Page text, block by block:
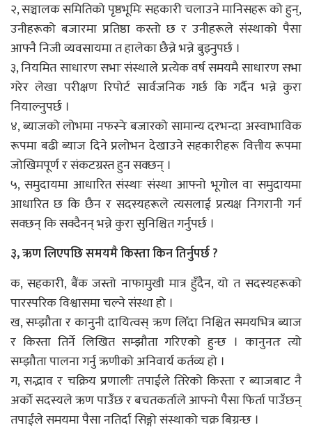
२, सञ्चालक समितिको पृष्ठभूमिः सहकारी चलाउने मानिसहरू को हुन्,
उनीहरूको बजारमा प्रतिष्ठा कस्तो छ र उनीहरूले संस्थाको पैसा
आफ्नै निजी व्यवसायमा त हालेका छैन्ने भन्ने बुझ्नुपर्छ ।
३, नियमित साधारण सभाः संस्थाले प्रत्येक वर्ष समयमै साधारण सभा
गरेर लेखा परीक्षण रिपोर्ट सार्वजनिक गर्छ कि गर्दैन भन्ने कुरा
नियाल्नुपर्छ ।
४, ब्याजको लोभमा नफस्नेः बजारको सामान्य दरभन्दा अस्वाभाविक
रूपमा बढी ब्याज दिने प्रलोभन देखाउने सहकारीहरू वित्तीय रूपमा
जोखिमपूर्ण र संकटग्रस्त हुन सक्छन् ।
५, समुदायमा आधारित संस्थाः संस्था आफ्नो भूगोल वा समुदायमा
आधारित छ कि छैन र सदस्यहरूले त्यसलाई प्रत्यक्ष निगरानी गर्न
सक्छन् कि सक्दैनन् भन्ने कुरा सुनिश्चित गर्नुपर्छ ।
३, ऋण लिएपछि समयमै किस्ता किन तिर्नुपर्छ ?
क, सहकारी, बैंक जस्तो नाफामुखी मात्र हुँदैन, यो त सदस्यहरूको
पारस्परिक विश्वासमा चल्ने संस्था हो ।
ख, सम्झौता र कानुनी दायित्वस् ऋण लिँदा निश्चित समयभित्र ब्याज
र किस्ता तिर्ने लिखित सम्झौता गरिएको हुन्छ । कानुनतः त्यो
सम्झौता पालना गर्नु ऋणीको अनिवार्य कर्तव्य हो ।
ग, सद्भाव र चक्रिय प्रणालीः तपाईंले तिरेको किस्ता र ब्याजबाट नै
अर्को सदस्यले ऋण पाउँछ र बचतकर्ताले आफ्नो पैसा फिर्ता पाउँछन्
तपाईंले समयमा पैसा नतिर्दा सिङ्गो संस्थाको चक्र बिग्रन्छ ।